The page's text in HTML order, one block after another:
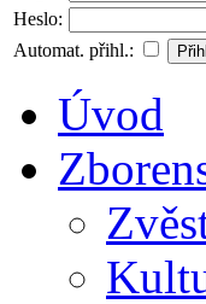
Heslo:
Automat. přihl.:
Úvod